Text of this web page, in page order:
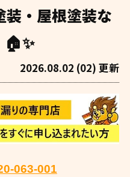
装・屋根塗装な
🏠✨
2026.08.02 (02) 更新
063-001